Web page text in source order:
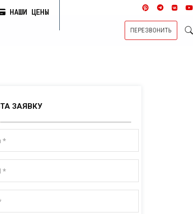
НАШИ ЦЕНЫ
ПЕРЕЗВОНИТЬ
ЗАЯВКУ